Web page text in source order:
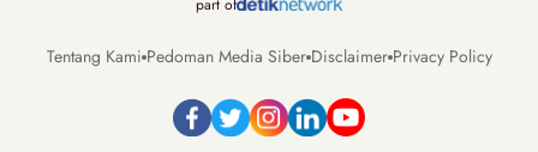
part of
Tentang Kami Pedoman Media Siber Disclaimer Privacy Policy